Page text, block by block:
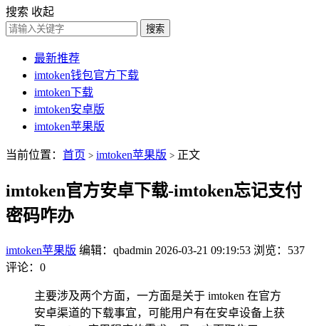
搜索 收起
搜索
最新推荐
imtoken钱包官方下载
imtoken下载
imtoken安卓版
imtoken苹果版
当前位置： 首页 > imtoken苹果版 > 正文
imtoken官方安卓下载-imtoken忘记支付
密码咋办
imtoken苹果版 编辑：qbadmin 2026-03-21 09:19:53 浏览：537
评论：0
主要涉及两个方面，一方面是关于 imtoken 在官方
安卓渠道的下载事宜，可能用户有在安卓设备上获